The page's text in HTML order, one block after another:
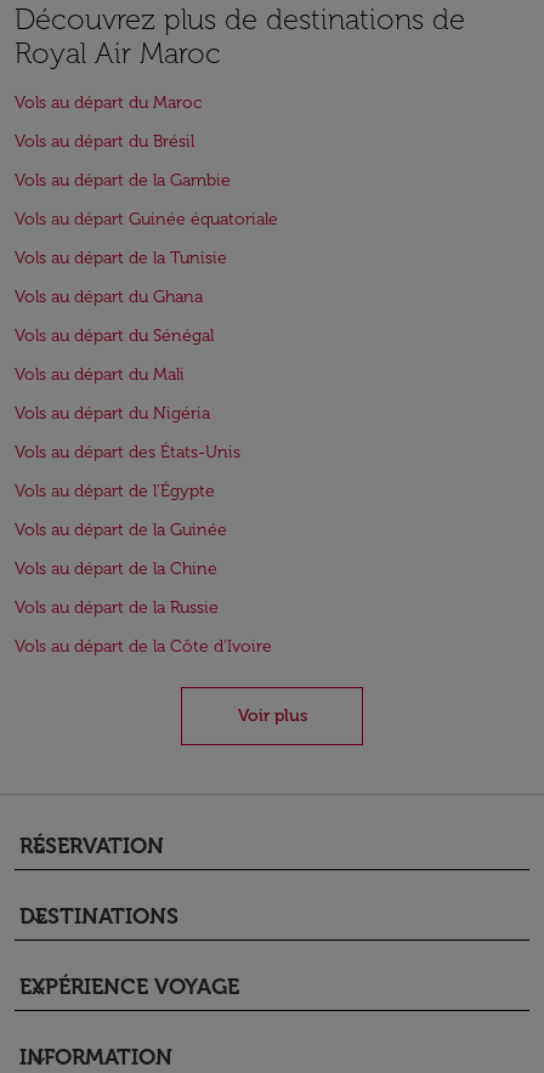
Découvrez plus de destinations de
Royal Air Maroc
Vols au départ du Maroc
Vols au départ du Brésil
Vols au départ de la Gambie
Vols au départ Guinée équatoriale
Vols au départ de la Tunisie
Vols au départ du Ghana
Vols au départ du Sénégal
Vols au départ du Mali
Vols au départ du Nigéria
Vols au départ des États-Unis
Vols au départ de l'Égypte
Vols au départ de la Guinée
Vols au départ de la Chine
Vols au départ de la Russie
Vols au départ de la Côte d'Ivoire
Voir plus
RÉSERVATION
keyboard_arrow_down
DESTINATIONS
keyboard_arrow_down
EXPÉRIENCE VOYAGE
keyboard_arrow_down
INFORMATION
keyboard_arrow_down